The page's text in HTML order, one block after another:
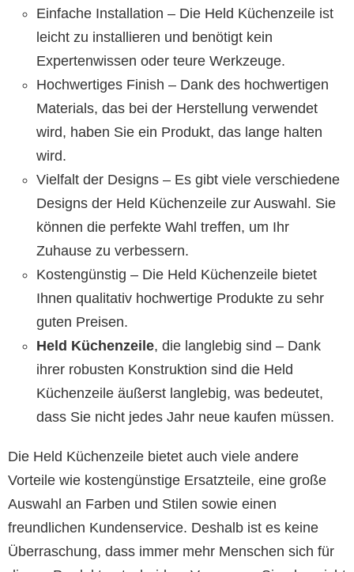
Einfache Installation – Die Held Küchenzeile ist
leicht zu installieren und benötigt kein
Expertenwissen oder teure Werkzeuge.
Hochwertiges Finish – Dank des hochwertigen
Materials, das bei der Herstellung verwendet
wird, haben Sie ein Produkt, das lange halten
wird.
Vielfalt der Designs – Es gibt viele verschiedene
Designs der Held Küchenzeile zur Auswahl. Sie
können die perfekte Wahl treffen, um Ihr
Zuhause zu verbessern.
Kostengünstig – Die Held Küchenzeile bietet
Ihnen qualitativ hochwertige Produkte zu sehr
guten Preisen.
Held Küchenzeile, die langlebig sind – Dank
ihrer robusten Konstruktion sind die Held
Küchenzeile äußerst langlebig, was bedeutet,
dass Sie nicht jedes Jahr neue kaufen müssen.
Die Held Küchenzeile bietet auch viele andere
Vorteile wie kostengünstige Ersatzteile, eine große
Auswahl an Farben und Stilen sowie einen
freundlichen Kundenservice. Deshalb ist es keine
Überraschung, dass immer mehr Menschen sich für